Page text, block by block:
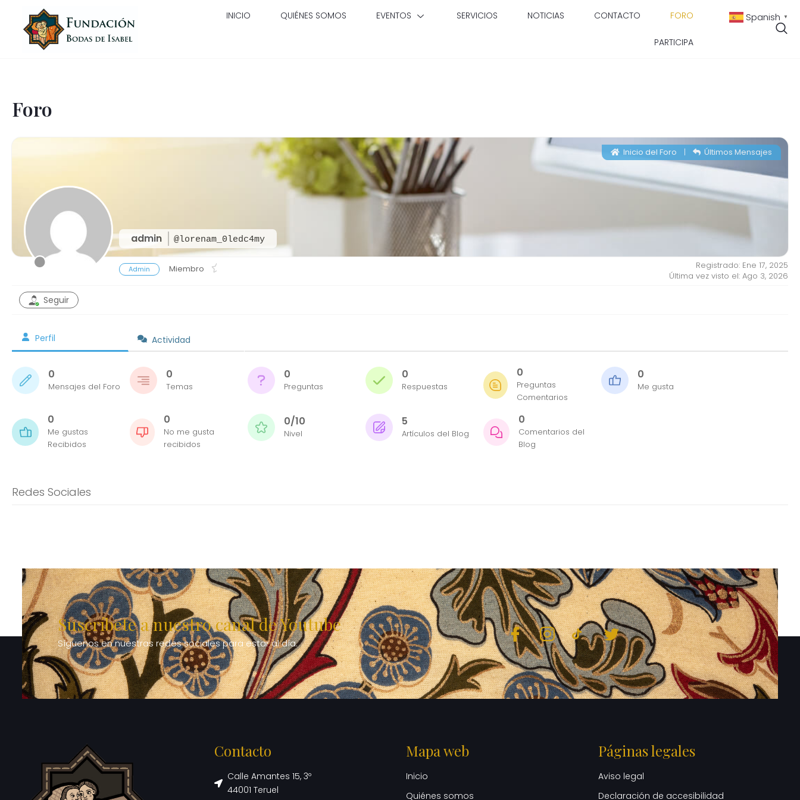
contenido
INICIO QUIÉNES SOMOS EVENTOS SERVICIOS NOTICIAS CONTACTO FORO
PARTICIPA
Foro
admin @lorenam_0ledc4my
Inicio del Foro | Últimos Mensajes
Admin Miembro
Registrado: Ene 17, 2025
Última vez visto el: Ago 3, 2026
Seguir
Perfil Actividad
0
Mensajes del Foro
0
Temas
0
Preguntas
0
Respuestas
0
Preguntas
Comentarios
0
Me gusta
0
Me gustas
Recibidos
0
No me gusta
recibidos
0/10
Nivel
5
Artículos del Blog
0
Comentarios del
Blog
Redes Sociales
Suscríbete a nuestro canal de Youtube
Síguenos en nuestras redes sociales para estar al día.
Contacto
Calle Amantes 15, 3º
44001 Teruel
Mapa web
Inicio
Quiénes somos
Páginas legales
Aviso legal
Declaración de accesibilidad
Spanish ▼